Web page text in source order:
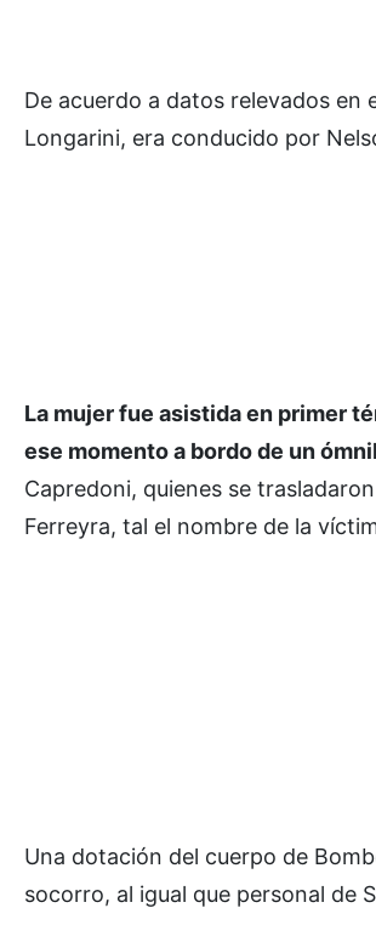
De acuerdo a datos relevados en
Longarini, era conducido por
La mujer fue asistida en primer
ese momento a bordo de un
Capredoni, quienes se
Ferreyra, tal el nombre de la
Una dotación del cuerpo de
socorro, al igual que personal de